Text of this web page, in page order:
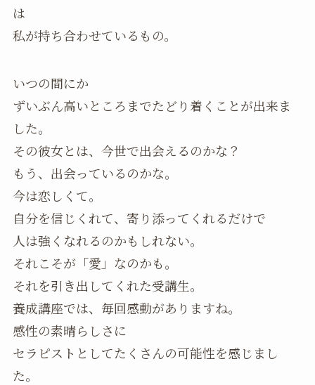
は
私が持ち合わせているもの。
いつの間にか
ずいぶん高いところまでたどり着くことが出来ま
した。
その彼女とは、今世で出会えるのかな？
もう、出会っているのかな。
今は恋しくて。
自分を信じくれて、寄り添ってくれるだけで
人は強くなれるのかもしれない。
それこそが「愛」なのかも。
それを引き出してくれた受講生。
養成講座では、毎回感動がありますね。
感性の素晴らしさに
セラピストとしてたくさんの可能性を感じまし
た。